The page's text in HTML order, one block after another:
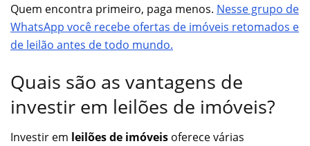
Quem encontra primeiro, paga menos. Nesse grupo de
WhatsApp você recebe ofertas de imóveis retomados e
de leilão antes de todo mundo.
Quais são as vantagens de
investir em leilões de imóveis?
Investir em leilões de imóveis oferece várias